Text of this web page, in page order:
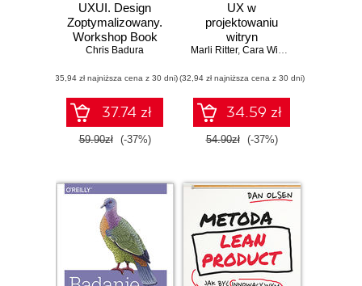
UXUI. Design
Zoptymalizowany.
Workshop Book
Chris Badura
(35,94 zł najniższa cena z 30 dni)
37.74 zł
59.90zł (-37%)
UX w
projektowaniu
witryn
internetowych
Marli Ritter, Cara Winterbottom
(32,94 zł najniższa cena z 30 dni)
34.59 zł
54.90zł (-37%)